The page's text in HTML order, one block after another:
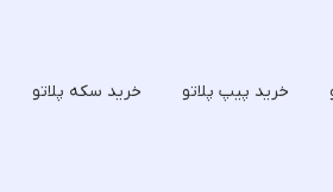
خرید پیپ پلاتو خرید سکه پلاتو